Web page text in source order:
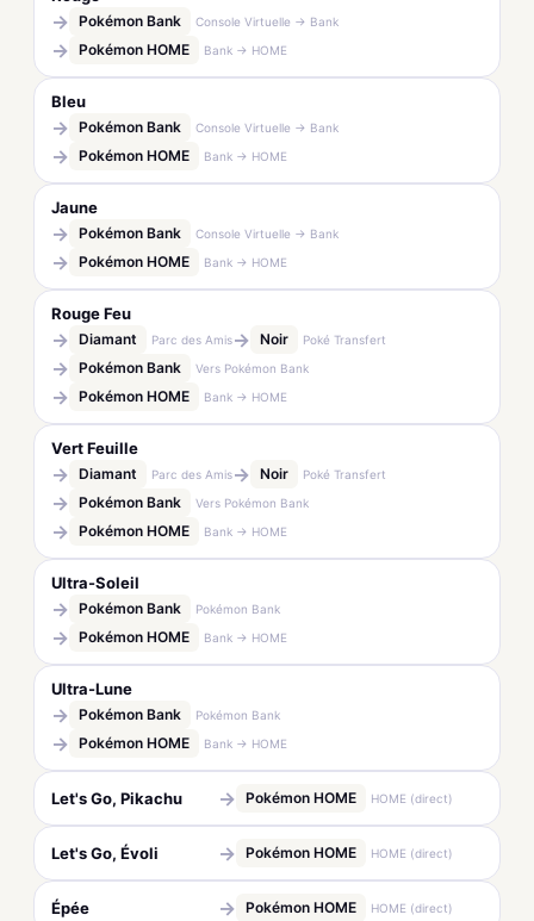
→ Pokémon Bank Console Virtuelle → Bank
→ Pokémon HOME Bank → HOME
Bleu
→ Pokémon Bank Console Virtuelle → Bank
→ Pokémon HOME Bank → HOME
Jaune
→ Pokémon Bank Console Virtuelle → Bank
→ Pokémon HOME Bank → HOME
Rouge Feu
→ Diamant Parc des Amis→ Noir Poké Transfert
→ Pokémon Bank Vers Pokémon Bank
→ Pokémon HOME Bank → HOME
Vert Feuille
→ Diamant Parc des Amis→ Noir Poké Transfert
→ Pokémon Bank Vers Pokémon Bank
→ Pokémon HOME Bank → HOME
Ultra-Soleil
→ Pokémon Bank Pokémon Bank
→ Pokémon HOME Bank → HOME
Ultra-Lune
→ Pokémon Bank Pokémon Bank
→ Pokémon HOME Bank → HOME
Let's Go, Pikachu → Pokémon HOME HOME (direct)
Let's Go, Évoli → Pokémon HOME HOME (direct)
Épée → Pokémon HOME HOME (direct)